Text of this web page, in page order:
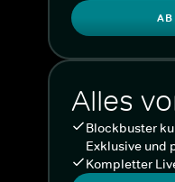
Alles
Blockbuster
Exklusive und
Kompletter